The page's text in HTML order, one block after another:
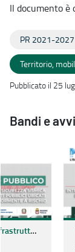
Il documento è
PR 2021-2027
Territorio,
Pubblicato il 25
Bandi e
Territorio, mobilità e infrastrutture